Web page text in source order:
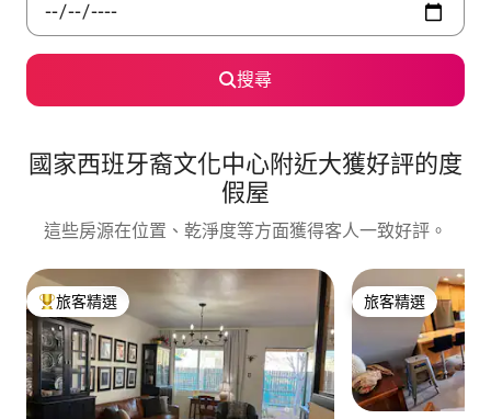
搜尋
國家西班牙裔文化中心附近大獲好評的度
假屋
這些房源在位置、乾淨度等方面獲得客人一致好評。
旅客精選榜首
旅客精選 旅客精選
旅客精選